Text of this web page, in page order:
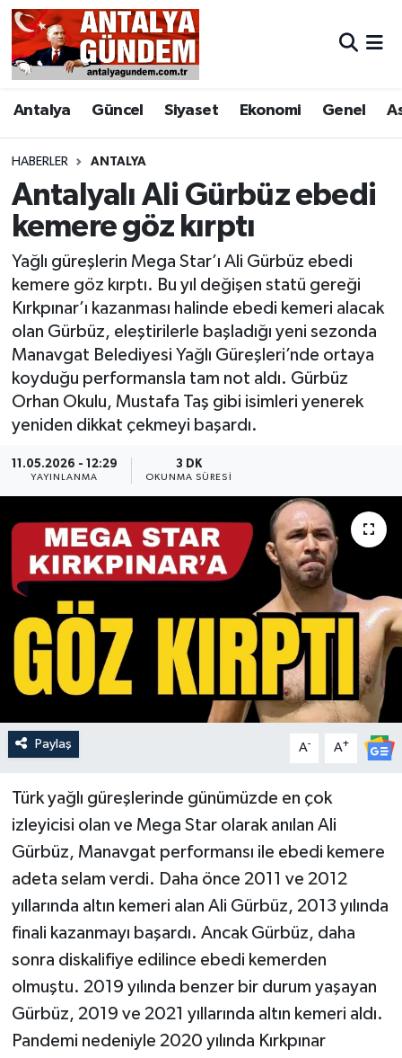
Antalya Güncel Siyaset Ekonomi Genel
HABERLER ANTALYA
Antalyalı Ali Gürbüz ebedi
kemere göz kırptı
Yağlı güreşlerin Mega Star’ı Ali Gürbüz ebedi
kemere göz kırptı. Bu yıl değişen statü gereği
Kırkpınar’ı kazanması halinde ebedi kemeri alacak
olan Gürbüz, eleştirilerle başladığı yeni sezonda
Manavgat Belediyesi Yağlı Güreşleri’nde ortaya
koyduğu performansla tam not aldı. Gürbüz
Orhan Okulu, Mustafa Taş gibi isimleri yenerek
yeniden dikkat çekmeyi başardı.
11.05.2026 - 12:29
YAYINLANMA
3 DK
OKUNMA SÜRESI
Paylaş A- A+
Türk yağlı güreşlerinde günümüzde en çok
izleyicisi olan ve Mega Star olarak anılan Ali
Gürbüz, Manavgat performansı ile ebedi kemere
adeta selam verdi. Daha önce 2011 ve 2012
yıllarında altın kemeri alan Ali Gürbüz, 2013 yılında
finali kazanmayı başardı. Ancak Gürbüz, daha
sonra diskalifiye edilince ebedi kemerden
olmuştu. 2019 yılında benzer bir durum yaşayan
Gürbüz, 2019 ve 2021 yıllarında altın kemeri aldı.
Pandemi nedeniyle 2020 yılında Kırkpınar
Antalya
Asayiş
Bilim & Teknoloji
Bölge
EĞİTİM
Ekonomi
Görüntülü Haber
Güncel
Kültür & Sanat
Magazin
Resmi İlan
Sağlık & Yaşam
Siyaset
Antalya Nöbetçi Eczaneler
Antalya Hava Durumu
Antalya Namaz Vakitleri
Antalya Trafik Yoğunluk Haritası
Süper Lig Puan Durumu ve Fikstür
Tüm Manşetler
Son Dakika Haberleri
Haber Arşivi